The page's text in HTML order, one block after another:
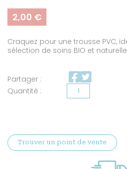
2,00 €
Craquez pour une trousse PVC,
sélection de soins BIO et
Partager :
quantité
cadeau
Trouver un point de vente